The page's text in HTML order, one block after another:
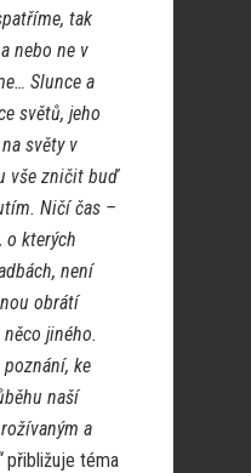
tak
nebo ne v
Slunce a
světů, jeho
světy v
vše zničit buď
Ničí čas –
o kterých
není
obrátí
jiného.
ke
naší
a
přibližuje téma